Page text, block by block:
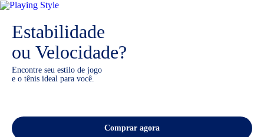
Estabilidade
ou Velocidade?
Encontre seu estilo de jogo
e o tênis ideal para você.
Comprar agora